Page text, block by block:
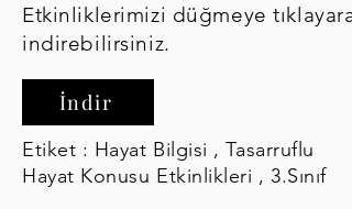
Etkinliklerimizi düğmeye
indirebilirsiniz.
İndir
Etiket : Hayat Bilgisi , Tasarruflu
Hayat Konusu Etkinlikleri , 3.Sınıf